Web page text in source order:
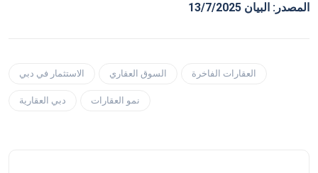
المصدر: البيان 13/7/2025
الاستثمار في دبي السوق العقاري العقارات الفاخرة
دبي العقارية نمو العقارات